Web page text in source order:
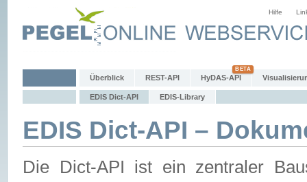
Hilfe
Überblick REST-API HyDAS-API
EDIS Dict-API EDIS-Library
EDIS Dict-API –
Die Dict-API ist ein zentraler